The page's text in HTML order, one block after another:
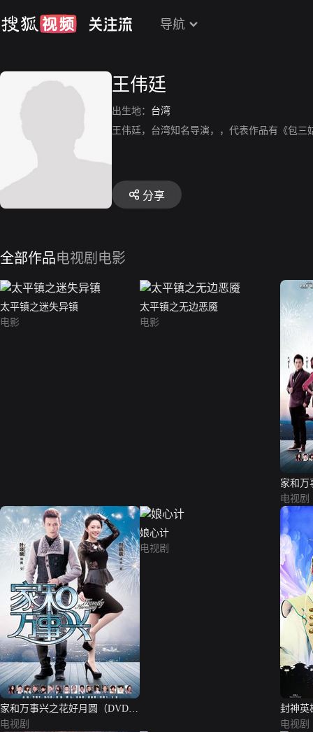
导航
王伟廷
出生地： 台湾
王伟廷，台湾知名导演，，代表作品有《包
分享
全部作品电视剧 电影
太平镇之迷失异镇
电影
太平镇之无边恶魇
电影
家和万
电视剧
家和万事兴之花好月圆（DVD
版）
电视剧
娘心计
电视剧
封神英
电视剧